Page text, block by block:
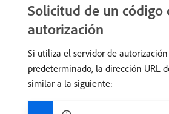
Solicitud de un código
autorización
Si utiliza el servidor de
predeterminado, la dirección URL
similar a la siguiente: